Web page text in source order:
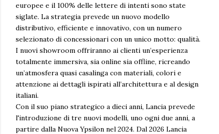
europee e il 100% delle lettere di intenti sono state
siglate. La strategia prevede un nuovo modello
distributivo, efficiente e innovativo, con un numero
selezionato di concessionari con un unico motto: qualità.
I nuovi showroom offriranno ai clienti un’esperienza
totalmente immersiva, sia online sia offline, ricreando
un’atmosfera quasi casalinga con materiali, colori e
attenzione ai dettagli ispirati all’architettura e al design
italiani.
Con il suo piano strategico a dieci anni, Lancia prevede
l'introduzione di tre nuovi modelli, uno ogni due anni, a
partire dalla Nuova Ypsilon nel 2024. Dal 2026 Lancia